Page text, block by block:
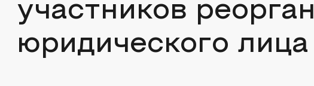
участников
юридического лица